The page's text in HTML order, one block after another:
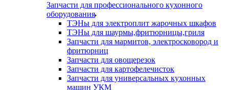
Запчасти для профессионального кухонного
оборудования
ТЭНы для электроплит жарочных шкафов
ТЭНы для шаурмы,фритюрницы,гриля
Запчасти для мармитов, электросковород и
фритюрниц
Запчасти для овощерезок
Запчасти для картофелечисток
Запчасти для универсальных кухонных
машин УКМ